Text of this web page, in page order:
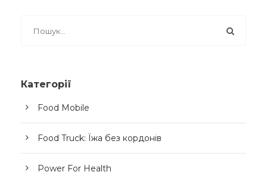
Категорії
Food Mobile
Food Truck: Їжа без кордонів
Power For Health